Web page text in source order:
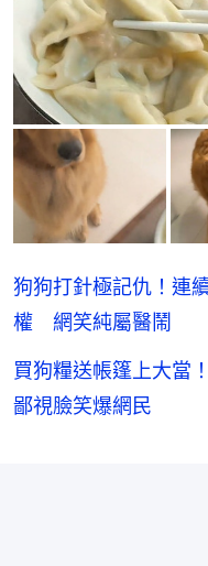
狗狗打針極記仇！連
權 網笑純屬醫鬧
買狗糧送帳篷上大當
鄙視臉笑爆網民